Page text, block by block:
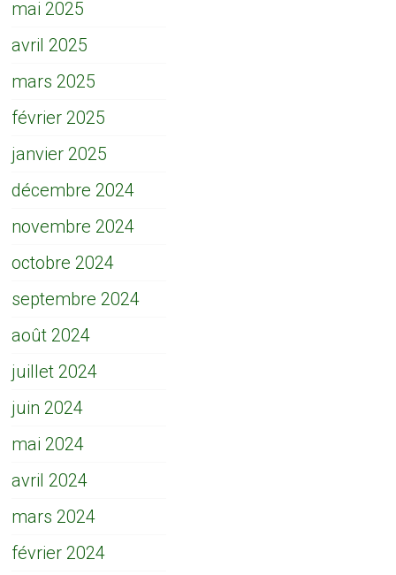
mai 2025
avril 2025
mars 2025
février 2025
janvier 2025
décembre 2024
novembre 2024
octobre 2024
septembre 2024
août 2024
juillet 2024
juin 2024
mai 2024
avril 2024
mars 2024
février 2024